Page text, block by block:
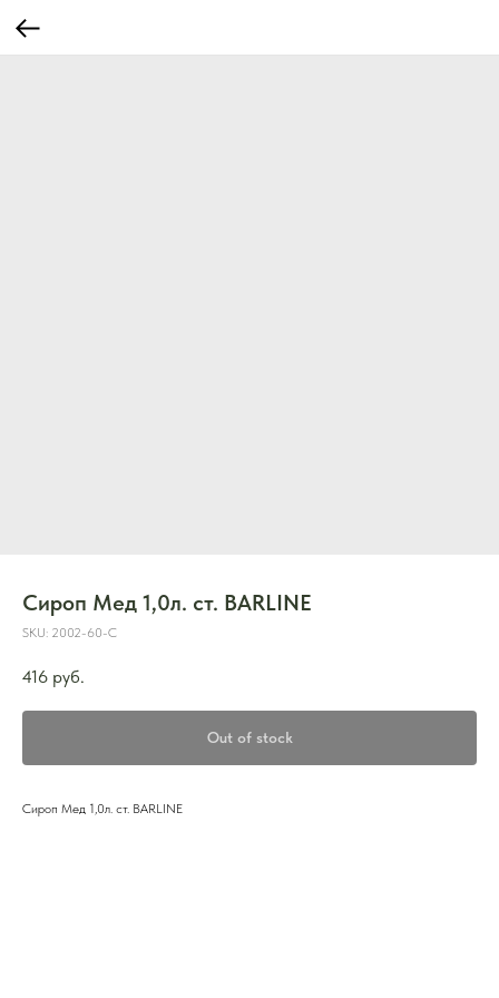
Сироп Мед 1,0л. ст. BARLINE
SKU: 2002-60-С
416 руб.
Out of stock
Сироп Мед 1,0л. ст. BARLINE